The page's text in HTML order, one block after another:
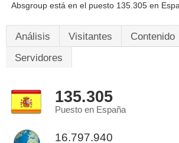
Absgroup está en el puesto 135.305 en
Análisis Visitantes Contenido
Servidores
135.305
Puesto en España
16.797.940